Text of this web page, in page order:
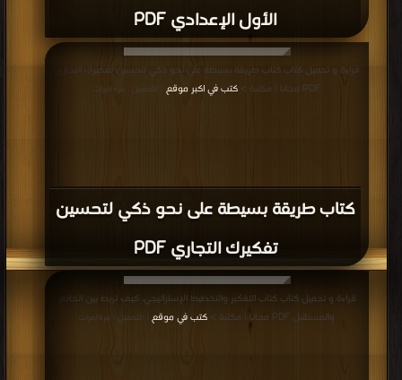
الأول الإعدادي PDF
كتاب طريقة بسيطة على نحو ذكي لتحسين
تفكيرك التجاري PDF
قراءة و تحميل كتاب كتاب طريقة بسيطة على نحو ذكي لتحسين تفكيرك التجاري
PDF مجانا | مكتبة >
كتب في اكبر موقع | التحميل : مرة/مرات
قراءة و تحميل كتاب كتاب التفكير والتخطيط الإستراتيجي، كيف تربط بين الحاضر
والمستقبل PDF مجانا | مكتبة >
كتب في موقع | التحميل : مرة/مرات